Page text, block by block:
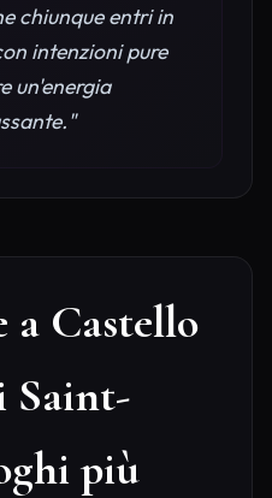
chiunque entri in
intenzioni pure
un'energia
a Castello
Saint-
più